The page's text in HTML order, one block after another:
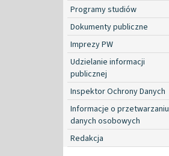
Programy studiów
Dokumenty publiczne
Imprezy PW
Udzielanie informacji
publicznej
Inspektor Ochrony Danych
Informacje o przetwarzaniu
danych osobowych
Redakcja